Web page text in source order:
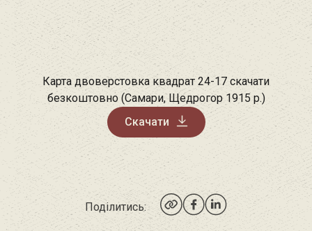
Карта двоверстовка квадрат 24-17 скачати
безкоштовно (Самари, Щедрогор 1915 р.)
Скачати
Поділитись: